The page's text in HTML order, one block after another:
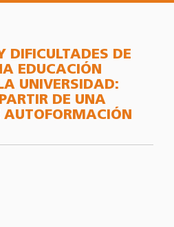
DIFICULTADES DE
EDUCACIÓN
UNIVERSIDAD:
DE UNA
AUTOFORMACIÓN